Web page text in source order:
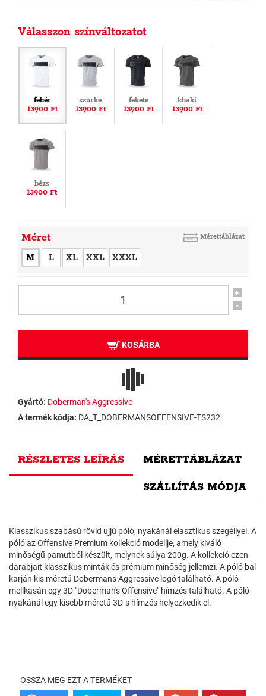
Válasszon színváltozatot
fehér
13900 Ft
szürke
13900 Ft
fekete
13900 Ft
khaki
13900 Ft
bézs
13900 Ft
Méret Mérettáblázat
M L XL XXL XXXL
+
-
KOSÁRBA
Gyártó: Doberman's Aggressive
A termék kódja: DA_T_DOBERMANSOFFENSIVE-TS232
RÉSZLETES LEÍRÁS MÉRETTÁBLÁZAT
SZÁLLÍTÁS MÓDJA
Klasszikus szabású rövid ujjú póló, nyakánál elasztikus szegéllyel. A
póló az Offensive Premium kollekció modellje, amely kiváló
minőségű pamutból készült, melynek súlya 200g. A kollekció ezen
darabjait klasszikus minták és prémium minőség jellemzi. A póló bal
karján kis méretű Dobermans Aggressive logó található. A póló
mellkasán egy 3D "Doberman's Offensive" hímzés található. A póló
nyakánál egy kisebb méretű 3D-s hímzés helyezkedik el.
OSSZA MEG EZT A TERMÉKET